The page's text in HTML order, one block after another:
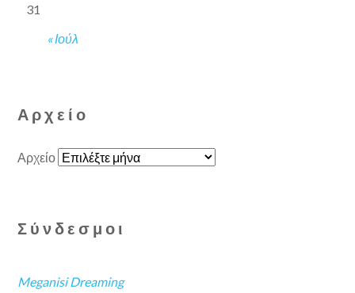
« Ιούλ
31
Αρχείο
Αρχείο
Σύνδεσμοι
Meganisi Dreaming